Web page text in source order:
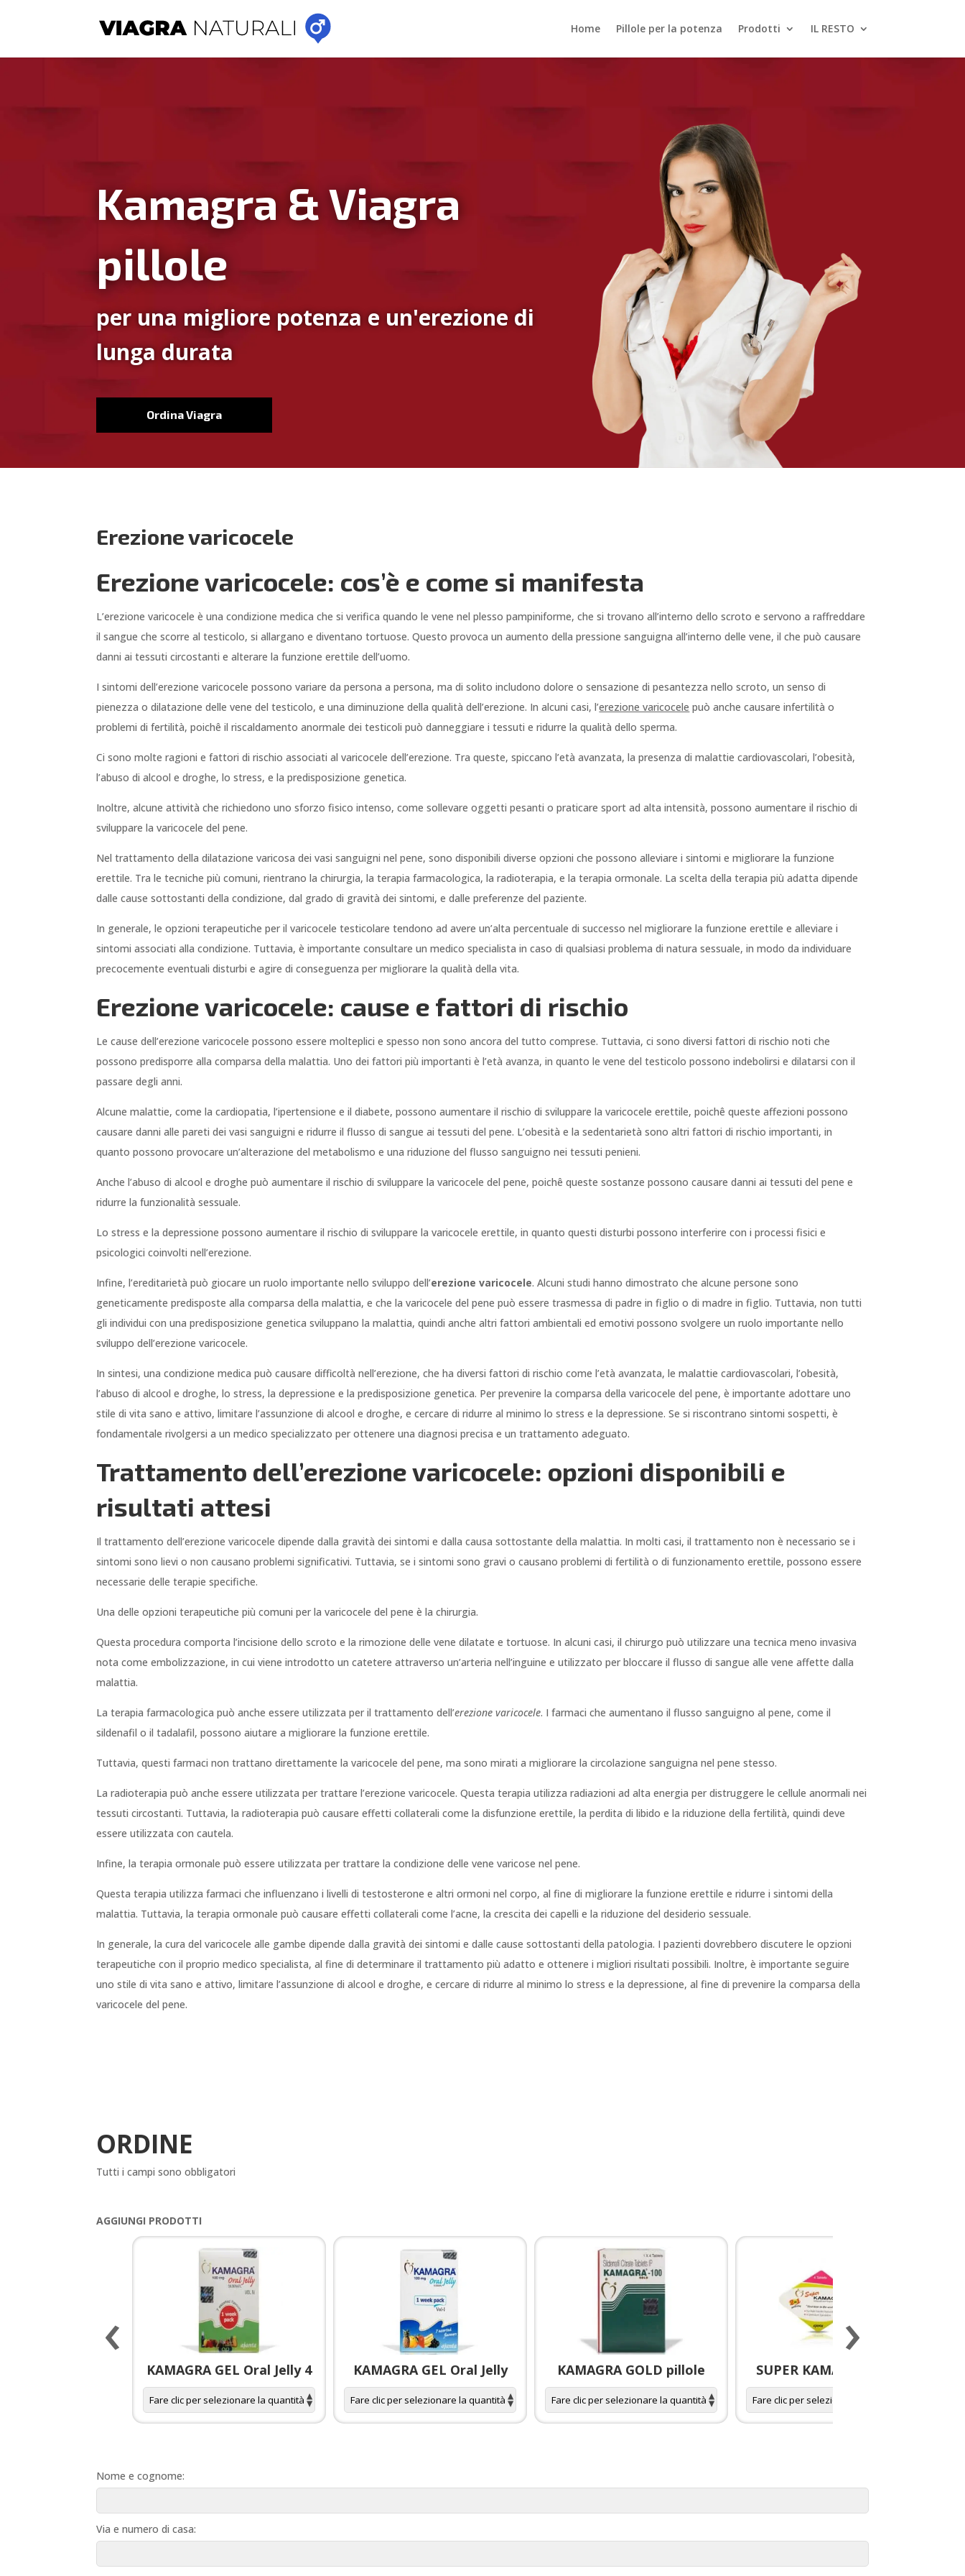
Home Pillole per la potenza Prodotti IL RESTO
Kamagra & Viagra
pillole
per una migliore potenza e un'erezione di
lunga durata
Ordina Viagra
Erezione varicocele
Erezione varicocele: cos’è e come si manifesta
L’erezione varicocele è una condizione medica che si verifica quando le vene nel plesso pampiniforme, che si trovano all’interno dello scroto e servono a raffreddare
il sangue che scorre al testicolo, si allargano e diventano tortuose. Questo provoca un aumento della pressione sanguigna all’interno delle vene, il che può causare
danni ai tessuti circostanti e alterare la funzione erettile dell’uomo.
I sintomi dell’erezione varicocele possono variare da persona a persona, ma di solito includono dolore o sensazione di pesantezza nello scroto, un senso di
pienezza o dilatazione delle vene del testicolo, e una diminuzione della qualità dell’erezione. In alcuni casi, l’erezione varicocele può anche causare infertilità o
problemi di fertilità, poichê il riscaldamento anormale dei testicoli può danneggiare i tessuti e ridurre la qualità dello sperma.
Ci sono molte ragioni e fattori di rischio associati al varicocele dell’erezione. Tra queste, spiccano l’età avanzata, la presenza di malattie cardiovascolari, l’obesità,
l’abuso di alcool e droghe, lo stress, e la predisposizione genetica.
Inoltre, alcune attività che richiedono uno sforzo fisico intenso, come sollevare oggetti pesanti o praticare sport ad alta intensità, possono aumentare il rischio di
sviluppare la varicocele del pene.
Nel trattamento della dilatazione varicosa dei vasi sanguigni nel pene, sono disponibili diverse opzioni che possono alleviare i sintomi e migliorare la funzione
erettile. Tra le tecniche più comuni, rientrano la chirurgia, la terapia farmacologica, la radioterapia, e la terapia ormonale. La scelta della terapia più adatta dipende
dalle cause sottostanti della condizione, dal grado di gravità dei sintomi, e dalle preferenze del paziente.
In generale, le opzioni terapeutiche per il varicocele testicolare tendono ad avere un’alta percentuale di successo nel migliorare la funzione erettile e alleviare i
sintomi associati alla condizione. Tuttavia, è importante consultare un medico specialista in caso di qualsiasi problema di natura sessuale, in modo da individuare
precocemente eventuali disturbi e agire di conseguenza per migliorare la qualità della vita.
Erezione varicocele: cause e fattori di rischio
Le cause dell’erezione varicocele possono essere molteplici e spesso non sono ancora del tutto comprese. Tuttavia, ci sono diversi fattori di rischio noti che
possono predisporre alla comparsa della malattia. Uno dei fattori più importanti è l’età avanza, in quanto le vene del testicolo possono indebolirsi e dilatarsi con il
passare degli anni.
Alcune malattie, come la cardiopatia, l’ipertensione e il diabete, possono aumentare il rischio di sviluppare la varicocele erettile, poichê queste affezioni possono
causare danni alle pareti dei vasi sanguigni e ridurre il flusso di sangue ai tessuti del pene. L’obesità e la sedentarietà sono altri fattori di rischio importanti, in
quanto possono provocare un’alterazione del metabolismo e una riduzione del flusso sanguigno nei tessuti penieni.
Anche l’abuso di alcool e droghe può aumentare il rischio di sviluppare la varicocele del pene, poichê queste sostanze possono causare danni ai tessuti del pene e
ridurre la funzionalità sessuale.
Lo stress e la depressione possono aumentare il rischio di sviluppare la varicocele erettile, in quanto questi disturbi possono interferire con i processi fisici e
psicologici coinvolti nell’erezione.
Infine, l’ereditarietà può giocare un ruolo importante nello sviluppo dell’erezione varicocele. Alcuni studi hanno dimostrato che alcune persone sono
geneticamente predisposte alla comparsa della malattia, e che la varicocele del pene può essere trasmessa di padre in figlio o di madre in figlio. Tuttavia, non tutti
gli individui con una predisposizione genetica sviluppano la malattia, quindi anche altri fattori ambientali ed emotivi possono svolgere un ruolo importante nello
sviluppo dell’erezione varicocele.
In sintesi, una condizione medica può causare difficoltà nell’erezione, che ha diversi fattori di rischio come l’età avanzata, le malattie cardiovascolari, l’obesità,
l’abuso di alcool e droghe, lo stress, la depressione e la predisposizione genetica. Per prevenire la comparsa della varicocele del pene, è importante adottare uno
stile di vita sano e attivo, limitare l’assunzione di alcool e droghe, e cercare di ridurre al minimo lo stress e la depressione. Se si riscontrano sintomi sospetti, è
fondamentale rivolgersi a un medico specializzato per ottenere una diagnosi precisa e un trattamento adeguato.
Trattamento dell’erezione varicocele: opzioni disponibili e
risultati attesi
Il trattamento dell’erezione varicocele dipende dalla gravità dei sintomi e dalla causa sottostante della malattia. In molti casi, il trattamento non è necessario se i
sintomi sono lievi o non causano problemi significativi. Tuttavia, se i sintomi sono gravi o causano problemi di fertilità o di funzionamento erettile, possono essere
necessarie delle terapie specifiche.
Una delle opzioni terapeutiche più comuni per la varicocele del pene è la chirurgia.
Questa procedura comporta l’incisione dello scroto e la rimozione delle vene dilatate e tortuose. In alcuni casi, il chirurgo può utilizzare una tecnica meno invasiva
nota come embolizzazione, in cui viene introdotto un catetere attraverso un’arteria nell’inguine e utilizzato per bloccare il flusso di sangue alle vene affette dalla
malattia.
La terapia farmacologica può anche essere utilizzata per il trattamento dell’erezione varicocele. I farmaci che aumentano il flusso sanguigno al pene, come il
sildenafil o il tadalafil, possono aiutare a migliorare la funzione erettile.
Tuttavia, questi farmaci non trattano direttamente la varicocele del pene, ma sono mirati a migliorare la circolazione sanguigna nel pene stesso.
La radioterapia può anche essere utilizzata per trattare l’erezione varicocele. Questa terapia utilizza radiazioni ad alta energia per distruggere le cellule anormali nei
tessuti circostanti. Tuttavia, la radioterapia può causare effetti collaterali come la disfunzione erettile, la perdita di libido e la riduzione della fertilità, quindi deve
essere utilizzata con cautela.
Infine, la terapia ormonale può essere utilizzata per trattare la condizione delle vene varicose nel pene.
Questa terapia utilizza farmaci che influenzano i livelli di testosterone e altri ormoni nel corpo, al fine di migliorare la funzione erettile e ridurre i sintomi della
malattia. Tuttavia, la terapia ormonale può causare effetti collaterali come l’acne, la crescita dei capelli e la riduzione del desiderio sessuale.
In generale, la cura del varicocele alle gambe dipende dalla gravità dei sintomi e dalle cause sottostanti della patologia. I pazienti dovrebbero discutere le opzioni
terapeutiche con il proprio medico specialista, al fine di determinare il trattamento più adatto e ottenere i migliori risultati possibili. Inoltre, è importante seguire
uno stile di vita sano e attivo, limitare l’assunzione di alcool e droghe, e cercare di ridurre al minimo lo stress e la depressione, al fine di prevenire la comparsa della
varicocele del pene.
ORDINE
Tutti i campi sono obbligatori
AGGIUNGI PRODOTTI
KAMAGRA GEL Oral Jelly 4 KAMAGRA GEL Oral Jelly KAMAGRA GOLD pillole SUPER KAMAGRA pillole
‹ ›
Nome e cognome:
Via e numero di casa: